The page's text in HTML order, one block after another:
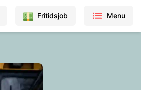
Fritidsjob Menu